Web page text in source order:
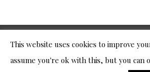
© 2026Gek op Puzzels |
Privacy Policy Retour
This website uses cookies to improve
assume you're ok with this, but you can